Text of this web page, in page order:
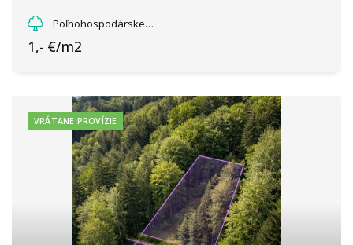
Poľnohospodárske a lesné pozemky
1,- €/m2
VRÁTANE PROVÍZIE